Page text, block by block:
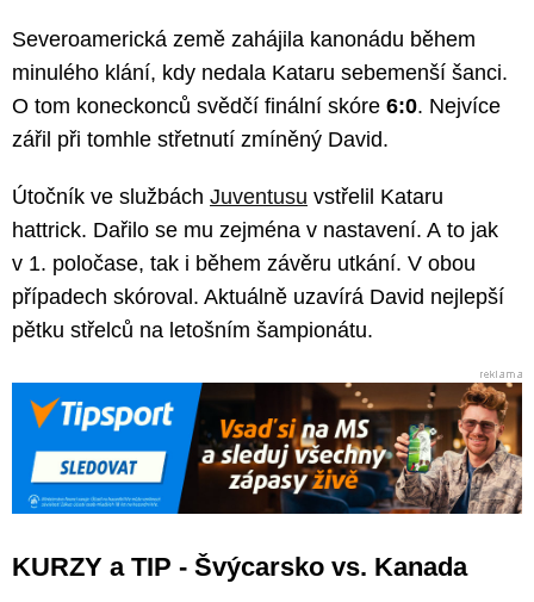
Severoamerická země zahájila kanonádu během
minulého klání, kdy nedala Kataru sebemenší šanci.
O tom koneckonců svědčí finální skóre 6:0. Nejvíce
zářil při tomhle střetnutí zmíněný David.
Útočník ve službách Juventusu vstřelil Kataru
hattrick. Dařilo se mu zejména v nastavení. A to jak
v 1. poločase, tak i během závěru utkání. V obou
případech skóroval. Aktuálně uzavírá David nejlepší
pětku střelců na letošním šampionátu.
KURZY a TIP - Švýcarsko vs. Kanada